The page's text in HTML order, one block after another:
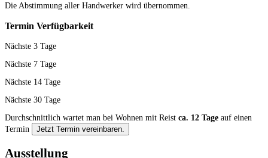
Die Abstimmung aller Hand­werker wird übernommen.
Termin Verfügbarkeit
Nächste 3 Tage
Nächste 7 Tage
Nächste 14 Tage
Nächste 30 Tage
Durchschnittlich wartet man bei Wohnen mit Reist ca. 12 Tage auf einen
Termin
Jetzt Termin vereinbaren.
Ausstellung